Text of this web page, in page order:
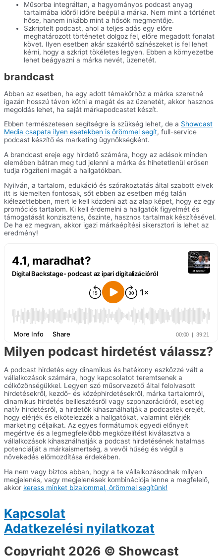
Műsorba integráltan, a hagyományos podcast anyag
tartalmába időről időre beépül a márka. Nem mint a történet
hőse, hanem inkább mint a hősök megmentője.
Szkriptelt podcast, ahol a teljes adás egy előre
meghatározott történetet dolgoz fel, előre megadott fonalat
követ. Ilyen esetben akár szakértő színészeket is fel lehet
kérni, hogy a szkript tökéletes legyen. Ebben a környezetbe
lehet beágyazni a márka nevét, üzenetét.
brandcast
Abban az esetben, ha egy adott témakörhöz a márka szeretné
igazán hosszú távon kötni a magát és az üzenetét, akkor hasznos
megoldás lehet, ha saját márkapodcastet készít.
Ebben természetesen segítségre is szükség lehet, de a Showcast
Media csapata ilyen esetekben is örömmel segít, full-service
podcast készítő és marketing ügynökségként.
A brandcast ereje egy hirdető számára, hogy az adások minden
elemében bátran meg tud jelenni a márka és hihetetlenül erősen
tudja rögzíteni magát a hallgatókban.
Nyilván, a tartalom, edukáció és szórakoztatás által szabott elvek
itt is kiemelten fontosak, sőt ebben az esetben még talán
kiélezettebben, mert le kell közdeni azt az alap képet, hogy ez egy
promóciós tartalom. Ki kell érdemelni a hallgatók figyelmét és
támogatását konzisztens, őszinte, hasznos tartalmak készítésével.
De ha ez megvan, akkor igazi márkaépítési sikersztori is lehet az
eredmény!
Milyen podcast hirdetést válassz?
A podcast hirdetés egy dinamikus és hatékony eszközzé vált a
vállalkozások számára, hogy kapcsolatot teremtsenek a
célközönségükkel. Legyen szó műsorvezető által felolvasott
hirdetésekről, kezdő- és középhirdetésekről, márka tartalomról,
dinamikus hirdetés beillesztésről vagy szponzorációról, esetleg
natív hirdetésről, a hirdetők kihasználhatják a podcastek erejét,
hogy elérjék és elkötelezzék a hallgatókat, valamint elérjék
marketing céljaikat. Az egyes formátumok egyedi előnyeit
megértve és a legmegfelelőbb megközelítést kiválasztva a
vállalkozások kihasználhatják a podcast hirdetésének hatalmas
potenciálját a márkaismertség, a vevői hűség és végül a
növekedés előmozdítása érdekében.
Ha nem vagy biztos abban, hogy a te vállalkozásodnak milyen
megjelenés, vagy megjelenések kombinációja lenne a megfelelő,
akkor keress minket bizalommal, örömmel segítünk!
Kapcsolat
Adatkezelési nyilatkozat
Copyright 2026 © Showcast